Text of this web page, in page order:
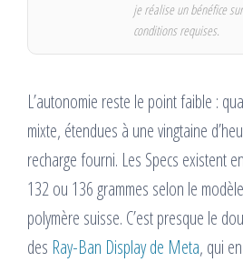
je réalise un bénéfice
conditions requises.
L’autonomie reste le point faible :
mixte, étendues à une vingtaine
recharge fourni. Les Specs existent
132 ou 136 grammes selon le
polymère suisse. C’est presque le
des Ray-Ban Display de Meta, qui